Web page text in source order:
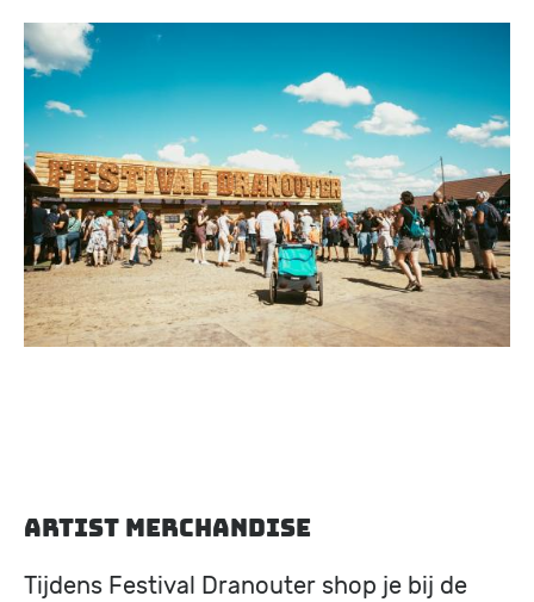
Image
Artist Merchandise
Tijdens Festival Dranouter shop je bij de